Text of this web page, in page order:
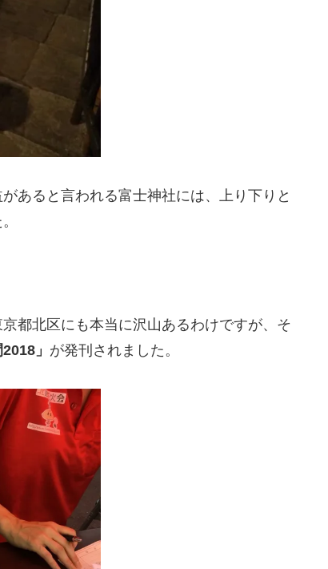
あると言われる富士神社には、上り下りと
都北区にも本当に沢山あるわけですが、そ
」 が発刊されました。